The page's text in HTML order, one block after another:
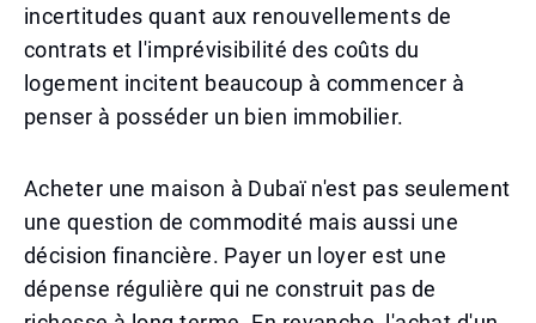
incertitudes quant aux renouvellements de
contrats et l'imprévisibilité des coûts du
logement incitent beaucoup à commencer à
penser à posséder un bien immobilier.
Acheter une maison à Dubaï n'est pas seulement
une question de commodité mais aussi une
décision financière. Payer un loyer est une
dépense régulière qui ne construit pas de